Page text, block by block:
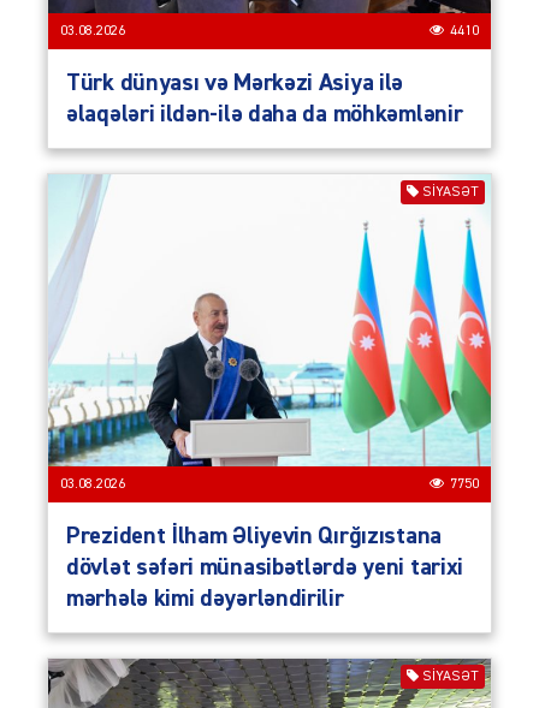
03.08.2026 4410
Türk dünyası və Mərkəzi Asiya ilə
əlaqələri ildən-ilə daha da möhkəmlənir
SIYASƏT
03.08.2026 7750
Prezident İlham Əliyevin Qırğızıstana
dövlət səfəri münasibətlərdə yeni tarixi
mərhələ kimi dəyərləndirilir
SIYASƏT